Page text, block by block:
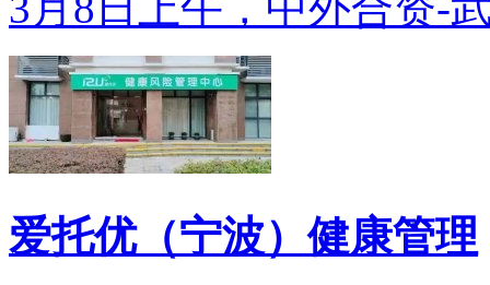
爱托优（宁波）健康管理